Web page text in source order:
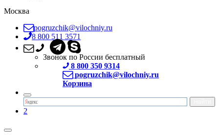
Москва
pogruzchik@vilochniy.ru
8 800 511 3571
Звонок по России бесплатный
8 800 350 9314
pogruzchik@vilochniy.ru
Корзина
2